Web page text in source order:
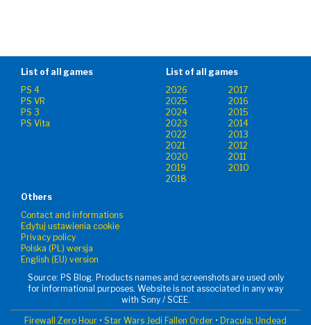
List of all games
PS 4
PS VR
PS 3
PS Vita
List of all games
2026
2017
2025
2016
2024
2015
2023
2014
2022
2013
2021
2012
2020
2011
2019
2010
2018
Others
Contact and informations
Edytuj ustawienia cookie
Privacy policy
Polska (PL) wersja
English (EU) version
Source: PS Blog. Products names and screenshots are used only
for informational purposes. Website is not associated in any way
with Sony / SCEE.
Firewall Zero Hour • Star Wars Jedi Fallen Order • Dracula: Undead